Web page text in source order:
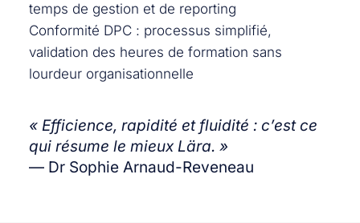
temps de gestion et de reporting
Conformité DPC : processus simplifié,
validation des heures de formation sans
lourdeur organisationnelle
« Efficience, rapidité et fluidité : c’est ce
qui résume le mieux Lära. »
— Dr Sophie Arnaud-Reveneau